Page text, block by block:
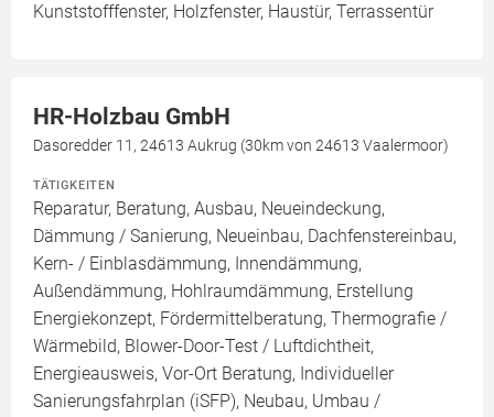
Kunststofffenster, Holzfenster, Haustür, Terrassentür
HR-Holzbau GmbH
Dasoredder 11, 24613 Aukrug (30km von 24613 Vaalermoor)
TÄTIGKEITEN
Reparatur, Beratung, Ausbau, Neueindeckung,
Dämmung / Sanierung, Neueinbau, Dachfenstereinbau,
Kern- / Einblasdämmung, Innendämmung,
Außendämmung, Hohlraumdämmung, Erstellung
Energiekonzept, Fördermittelberatung, Thermografie /
Wärmebild, Blower-Door-Test / Luftdichtheit,
Energieausweis, Vor-Ort Beratung, Individueller
Sanierungsfahrplan (iSFP), Neubau, Umbau /